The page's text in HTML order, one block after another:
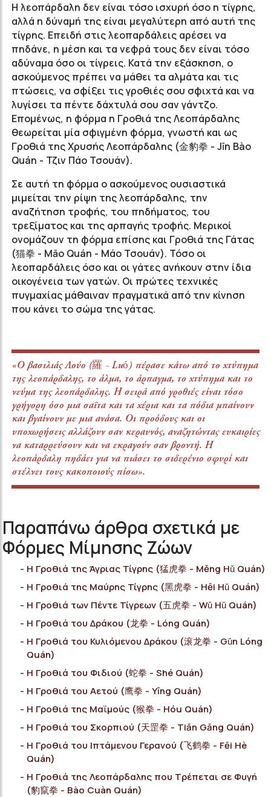
Η λεοπάρδαλη δεν είναι τόσο ισχυρή όσο η τίγρης,
αλλά η δύναμή της είναι μεγαλύτερη από αυτή της
τίγρης. Επειδή στις λεοπαρδάλεις αρέσει να
πηδάνε, η μέση και τα νεφρά τους δεν είναι τόσο
αδύναμα όσο οι τίγρεις. Κατά την εξάσκηση, ο
ασκούμενος πρέπει να μάθει τα αλμάτα και τις
πτώσεις, να σφίξει τις γροθιές σου σφιχτά και να
λυγίσει τα πέντε δάχτυλά σου σαν γάντζο.
Επομένως, η φόρμα η Γροθιά της Λεοπάρδαλης
θεωρείται μία σφιγμένη φόρμα, γνωστή και ως
Γροθιά της Χρυσής Λεοπάρδαλης (金豹拳 - Jīn Bào
Quán - Τζιν Πάο Τσουάν).
Σε αυτή τη φόρμα ο ασκούμενος ουσιαστικά
μιμείται την ρίψη της λεοπάρδαλης, την
αναζήτηση τροφής, του πηδήματος, του
τρεξίματος και της αρπαγής τροφής. Μερικοί
ονομάζουν τη φόρμα επίσης και Γροθιά της Γάτας
(猫拳 - Māo Quán - Μάο Τσουάν). Τόσο οι
λεοπαρδάλεις όσο και οι γάτες ανήκουν στην ίδια
οικογένεια των γατών. Οι πρώτες τεχνικές
πυγμαχίας μάθαιναν πραγματικά από την κίνηση
που κάνει το σώμα της γάτας.
«Ο βασιλιάς Λούο (羅 - Luó) πέρασε κάτω από το χτύπημα
της λεοπάρδαλης, το άλμα, το άρπαγμα, το χτύπημα και το
νεύμα της λεοπάρδαλης. Η σειρά από γροθιές είναι τόσο
γρήγορη όσο μια σαΐτα και τα χέρια και τα πόδια μπαίνουν
και βγαίνουν με μια ανάσα. Οι προόδους και οι
υποχωρήσεις αλλάζουν σαν κεραυνός, αναζητώντας ευκαιρίες
να καταρρεύσουν και να εκραγούν σαν βροντή. Η
λεοπάρδαλη πηδάει για να πιάσει το σιδερένιο σφυρί και
στέλνει τους κακοποιούς πίσω».
Παραπάνω άρθρα σχετικά με
Φόρμες Μίμησης Ζώων
Η Γροθιά της Άγριας Τίγρης (猛虎拳 - Μěng Hǔ Quán)
Η Γροθιά της Μαύρης Τίγρης (黑虎拳 - Hēi Hǔ Quán)
Η Γροθιά των Πέντε Τίγρεων (五虎拳 - Wǔ Hǔ Quán)
Η Γροθιά του Δράκου (龙拳 - Lóng Quán)
Η Γροθιά του Κυλιόμενου Δράκου (滚龙拳 - Gǔn Lóng
Quán)
Η Γροθιά του Φιδιού (蛇拳 - Shé Quán)
Η Γροθιά του Αετού (鹰拳 - Yīng Quán)
Η Γροθιά της Μαϊμούς (猴拳 - Hóu Quán)
Η Γροθιά του Σκορπιού (天罡拳 - Tiān Gāng Quán)
Η Γροθιά του Ιπτάμενου Γερανού (飞鹤拳 - Fēi Ηè
Quán)
Η Γροθιά της Λεοπάρδαλης που Τρέπεται σε Φυγή
(豹竄拳 - Bào Cuàn Quán)